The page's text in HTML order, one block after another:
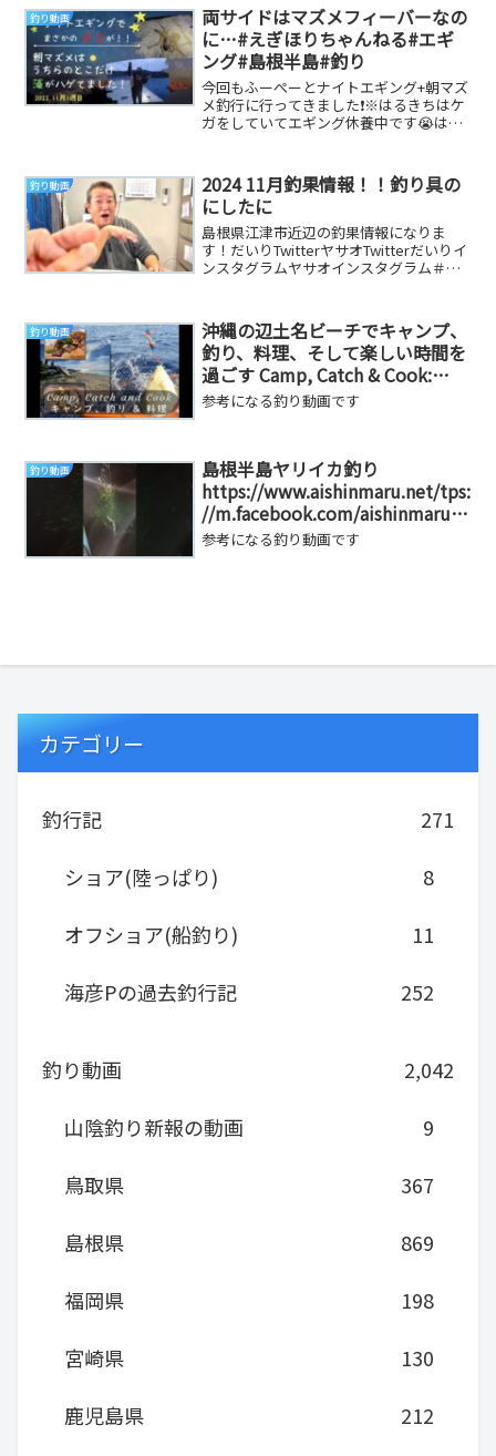
釣り動画
両サイドはマズメフィーバーなの
に…#えぎほりちゃんねる#エギ
ング#島根半島#釣り
今回もふーぺーとナイトエギング+朝マズ
メ釣行に行ってきました❗※はるきちはケ
ガをしていてエギング休養中です😭はる
釣り動画
2024 11月釣果情報！！釣り具の
にしたに
島根県江津市近辺の釣果情報になりま
す！だいりTwitterヤサオTwitterだいりイ
ンスタグラムヤサオインスタグラム＃山
釣り動画
沖縄の辺土名ビーチでキャンプ、
釣り、料理、そして楽しい時間を
過ごす Camp, Catch & Cook:
Hentona Beach, Okinawa.
参考になる釣り動画です
釣り動画
島根半島ヤリイカ釣り
https://www.aishinmaru.net/tps:
//m.facebook.com/aishinmaru11
16/
参考になる釣り動画です
カテゴリー
釣行記
271
ショア(陸っぱり)
8
オフショア(船釣り)
11
海彦Pの過去釣行記
252
釣り動画
2,042
山陰釣り新報の動画
9
鳥取県
367
島根県
869
福岡県
198
宮崎県
130
鹿児島県
212